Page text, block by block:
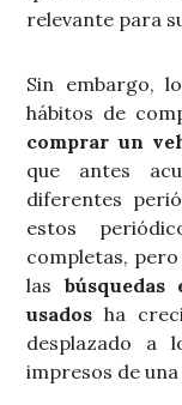
relevante para
Sin embargo,
hábitos de
comprar un
que antes
diferentes
estos
completas,
las
usados ha
desplazado a
impresos de